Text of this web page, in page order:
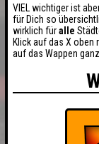
VIEL wichtiger ist
für Dich so
wirklich füralle
Klick auf das X oben
auf das Wappen